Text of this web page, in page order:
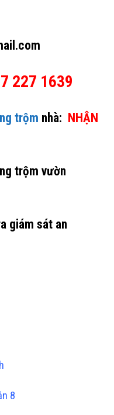
227 1639
trộm nhà: NHẬN
trộm vườn
giám sát an
8